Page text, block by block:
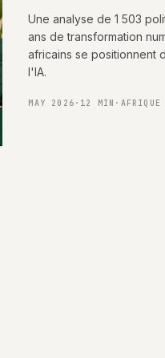
Une analyse de 1 503
ans de transformation
africains se positionnent
l'IA.
MAY 2026 · 12 MIN · AFRIQUE